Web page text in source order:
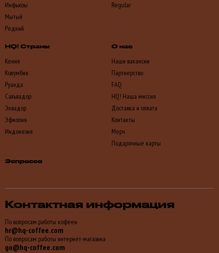
Инфьюзы
Мытый
Редкий
Regular
HQ! Страны
Кения
Колумбия
Руанда
Сальвадор
Эквадор
Эфиопия
Индонезия
О нас
Наши вакансии
Партнерство
FAQ
HQ! Наша миссия
Доставка и оплата
Контакты
Мерч
Подарочные карты
Эспрессо
Контактная информация
По вопросам работы кофеен
hr@hq-coffee.com
По вопросам работы интернет-магазина
go@hq-coffee.com